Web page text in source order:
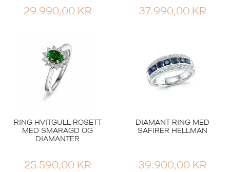
29.990,00 KR 37.990,00 KR
RING HVITGULL ROSETT
MED SMARAGD OG
DIAMANTER
25.590,00 KR
DIAMANT RING MED
SAFIRER HELLMAN
39.900,00 KR